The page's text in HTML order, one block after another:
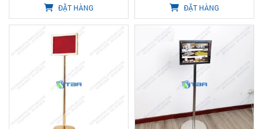
ĐẶT HÀNG ĐẶT HÀNG